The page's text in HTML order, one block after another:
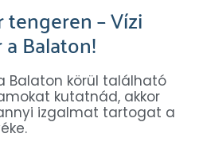
– Vízi
Balaton!
Balaton körül található
kutatnád, akkor
izgalmat tartogat a